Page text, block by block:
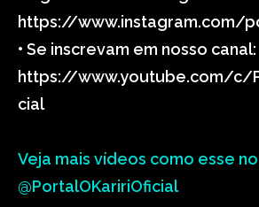
https://www.instagram.com/
• Se inscrevam em nosso canal:
https://www.youtube.com/c/
cial
Veja mais vídeos como esse
@PortalOKaririOficial